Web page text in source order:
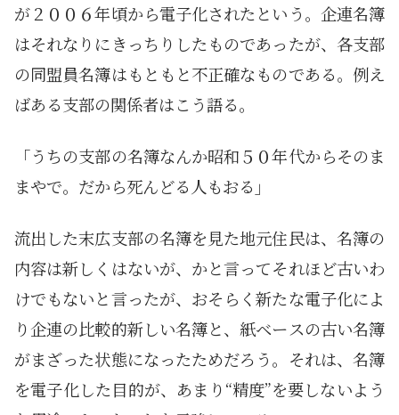
が２００６年頃から電子化されたという。企連名簿
はそれなりにきっちりしたものであったが、各支部
の同盟員名簿はもともと不正確なものである。例え
ばある支部の関係者はこう語る。
「うちの支部の名簿なんか昭和５０年代からそのま
まやで。だから死んどる人もおる」
流出した末広支部の名簿を見た地元住民は、名簿の
内容は新しくはないが、かと言ってそれほど古いわ
けでもないと言ったが、おそらく新たな電子化によ
り企連の比較的新しい名簿と、紙ベースの古い名簿
がまざった状態になったためだろう。それは、名簿
を電子化した目的が、あまり“精度”を要しないよう